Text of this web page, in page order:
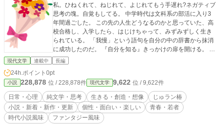
私。ひねくれて、ねじれて、よじれてもう手遅れ?ネガティブ
思考の塊。自覚もしてる。 中学時代は文科系の部活に入り3
年間過ごした。 この先の人生どうなるのかと思っていた、高
校合格し、入学したら、はじけちゃって、みずみずしく生き
られている。 「我慢」という語句を自分の中の辞書から抹消
に成功したのだ。 『自分を知る』きっかけの扉を開ける。 ど
んな三年間を過ごし、その後どんな人間が形成されたの
現代文学 連載中 長編
24h.ポイント 0pt
小説 228,878 位 / 228,878件 現代文学 9,622 位 / 9,622件
日常・心理 純文学・思考 生きる・創造・想像
じゅラン椿
小説・新着・新作・更新
個性・面白い・楽しい
青春・若者
時代小説風味
ファンタジー風味